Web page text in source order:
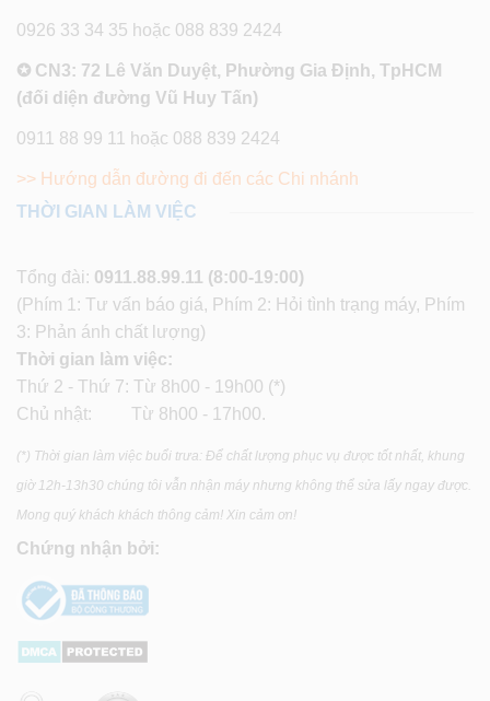
0926 33 34 35 hoặc 088 839 2424
✪ CN3: 72 Lê Văn Duyệt, Phường Gia Định, TpHCM
(đối diện đường Vũ Huy Tấn)
0911 88 99 11 hoặc 088 839 2424
>> Hướng dẫn đường đi đến các Chi nhánh
THỜI GIAN LÀM VIỆC
Tổng đài: 0911.88.99.11 (8:00-19:00)
(Phím 1: Tư vấn báo giá, Phím 2: Hỏi tình trạng máy, Phím
3: Phản ánh chất lượng)
Thời gian làm việc:
Thứ 2 - Thứ 7: Từ 8h00 - 19h00 (*)
Chủ nhật: Từ 8h00 - 17h00.
(*) Thời gian làm việc buổi trưa: Để chất lượng phục vụ được tốt nhất, khung
giờ 12h-13h30 chúng tôi vẫn nhận máy nhưng không thể sửa lấy ngay được.
Mong quý khách khách thông cảm! Xin cảm ơn!
Chứng nhận bởi: